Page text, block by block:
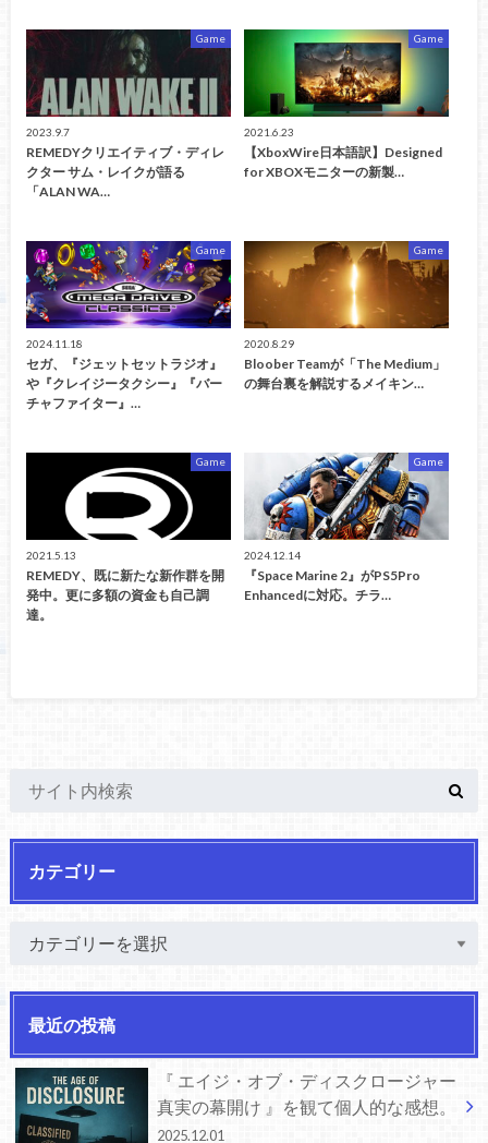
Game
2023.9.7
REMEDYクリエイティブ・ディレ
クター サム・レイクが語る
「ALAN WA…
Game
2021.6.23
【XboxWire日本語訳】Designed
for XBOXモニターの新製…
Game
2024.11.18
セガ、『ジェットセットラジオ』
や『クレイジータクシー』『バー
チャファイター』…
Game
2020.8.29
Bloober Teamが「The Medium」
の舞台裏を解説するメイキン…
Game
2021.5.13
REMEDY、既に新たな新作群を開
発中。更に多額の資金も自己調
達。
Game
2024.12.14
『Space Marine 2』がPS5Pro
Enhancedに対応。チラ…
カテゴリー
最近の投稿
『 エイジ・オブ・ディスクロージャー
真実の幕開け 』を観て個人的な感想。
2025.12.01